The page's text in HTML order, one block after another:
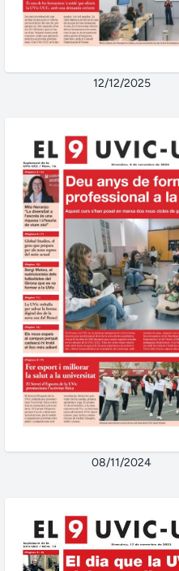
12/12/2025
08/11/2024